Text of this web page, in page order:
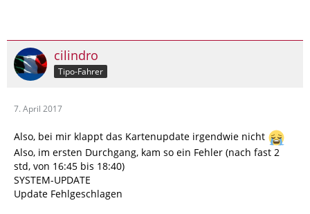
cilindro
Tipo-Fahrer
7. April 2017
Also, bei mir klappt das Kartenupdate irgendwie nicht
Also, im ersten Durchgang, kam so ein Fehler (nach fast 2
std, von 16:45 bis 18:40)
SYSTEM-UPDATE
Update Fehlgeschlagen